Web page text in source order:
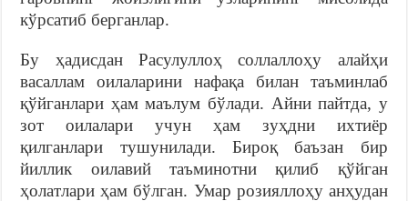
кўрсатиб берганлар.
Бу ҳадисдан Расулуллоҳ соллаллоҳу алайҳи
васаллам оилаларини нафақа билан таъминлаб
қўйганлари ҳам маълум бўлади. Айни пайтда, у
зот оилалари учун ҳам зуҳдни ихтиёр
қилганлари тушунилади. Бироқ баъзан бир
йиллик оилавий таъминотни қилиб қўйган
ҳолатлари ҳам бўлган. Умар розияллоҳу анҳудан